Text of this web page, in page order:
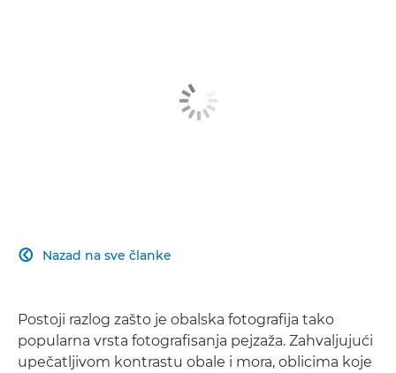
Nazad na sve članke

Postoji razlog zašto je obalska fotografija tako
popularna vrsta fotografisanja pejzaža. Zahvaljujući
upečatljivom kontrastu obale i mora, oblicima koje